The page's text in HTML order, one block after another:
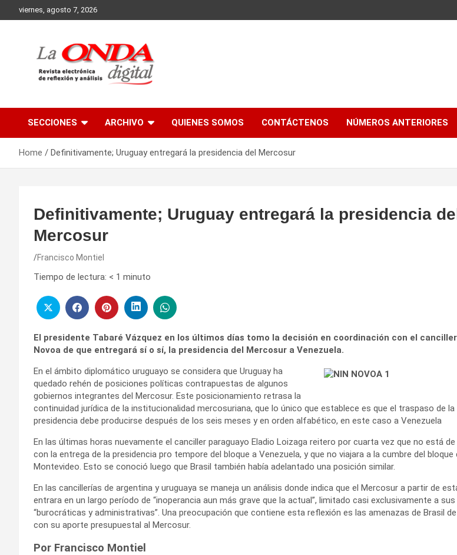
to
viernes, agosto 7, 2026
SECCIONES ARCHIVO QUIENES SOMOS CONTÁCTENOS NÚMEROS ANTERIORES
Home Definitivamente; Uruguay entregará la presidencia del Mercosur
Definitivamente; Uruguay entregará la presidencia
Mercosur
Francisco Montiel
Tiempo de lectura: < 1 minuto
El presidente Tabaré Vázquez en los últimos días tomo la decisión en coordinación con el
Novoa de que entregará sí o sí, la presidencia del Mercosur a Venezuela.
En el ámbito diplomático uruguayo se considera que Uruguay ha
quedado rehén de posiciones políticas contrapuestas de algunos
gobiernos integrantes del Mercosur. Este posicionamiento retrasa la
continuidad jurídica de la institucionalidad mercosuriana, que lo único que establece es que el traspaso de la
presidencia debe producirse después de los seis meses y en orden alfabético, en este caso a Venezuela
En las últimas horas nuevamente el canciller paraguayo Eladio Loizaga reitero por cuarta vez que no está
con la entrega de la presidencia pro tempore del bloque a Venezuela, y que no viajara a la cumbre del bloque
Montevideo. Esto se conoció luego que Brasil también había adelantado una posición similar.
En las cancillerías de argentina y uruguaya se maneja un análisis donde indica que el Mercosur a partir de
entrara en un largo período de “inoperancia aun más grave que la actual”, limitado casi exclusivamente a
“burocráticas y administrativas”. Una preocupación que contiene esta reflexión es las amenazas de Brasil
con su aporte presupuestal al Mercosur.
Por Francisco Montiel